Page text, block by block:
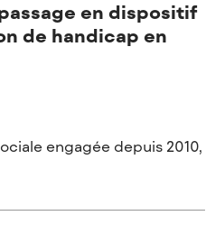
en dispositif
de handicap en
engagée depuis 2010,